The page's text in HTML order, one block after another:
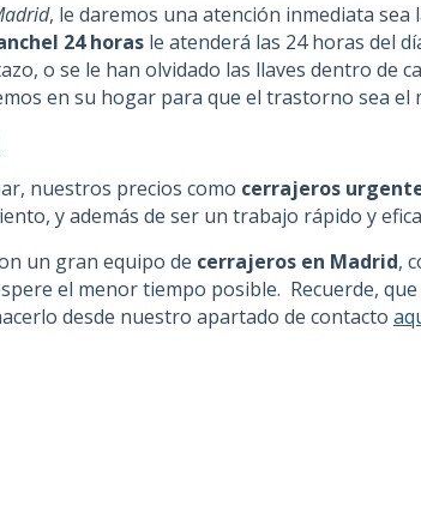
, le daremos una atención inmediata sea
24 horas le atenderá las 24 horas del
o se le han olvidado las llaves dentro de
en su hogar para que el trastorno sea el
nuestros precios como cerrajeros
y además de ser un trabajo rápido y
un gran equipo de cerrajeros en Madrid,
el menor tiempo posible. Recuerde,
desde nuestro apartado de contacto